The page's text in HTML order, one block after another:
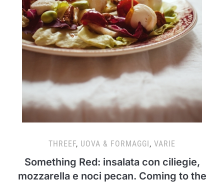
THREEF, UOVA & FORMAGGI, VARIE
Something Red: insalata con ciliegie,
mozzarella e noci pecan. Coming to the